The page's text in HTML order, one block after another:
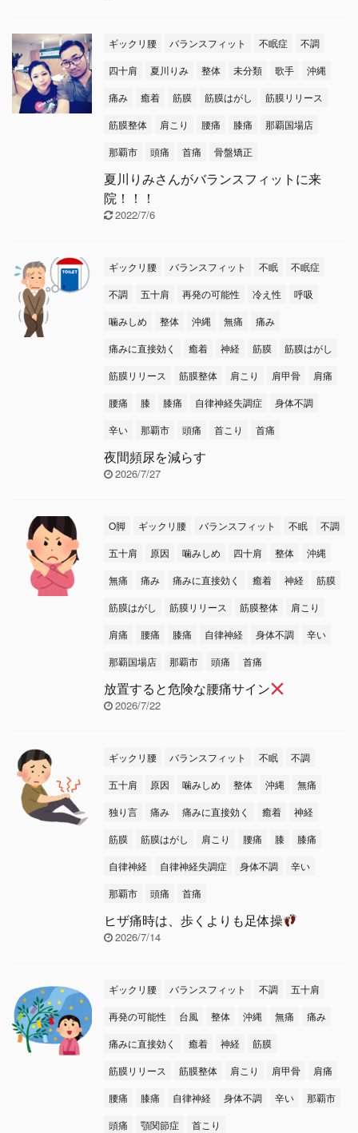
ギックリ腰 バランスフィット 不眠症
不調
四十肩
夏川りみ 整体 未分類 歌手
沖縄
痛み
癒着 筋膜 筋膜はがし
筋膜リリース
筋膜整体
肩こり 腰痛 膝痛
那覇国場店
那覇市
頭痛 首痛 骨盤矯正
夏川りみさんがバランスフィットに来
院！！！
2022/7/6
ギックリ腰 バランスフィット 不眠
不眠症
不調
五十肩 再発の可能性 冷え性
呼吸
噛みしめ
整体 沖縄 無痛
痛み
痛みに直接効く
癒着 神経 筋膜
筋膜はがし
筋膜リリース
筋膜整体 肩こり 肩甲骨
肩痛
腰痛
膝 膝痛 自律神経失調症
身体不調
辛い
那覇市 頭痛 首こり 首痛
夜間頻尿を減らす
2026/7/27
O脚 ギックリ腰 バランスフィット 不眠
不調
五十肩
原因 噛みしめ 四十肩 整体
沖縄
無痛
痛み 痛みに直接効く 癒着 神経
筋膜
筋膜はがし
筋膜リリース 筋膜整体
肩こり
肩痛
腰痛 膝痛 自律神経 身体不調
辛い
那覇国場店
那覇市 頭痛 首痛
放置すると危険な腰痛サイン
2026/7/22
ギックリ腰 バランスフィット 不眠
不調
五十肩
原因 噛みしめ 整体 沖縄
無痛
独り言
痛み 痛みに直接効く 癒着
神経
筋膜
筋膜はがし 肩こり 腰痛 膝
膝痛
自律神経
自律神経失調症 身体不調
辛い
那覇市
頭痛 首痛
ヒザ痛時は、歩くよりも足体操
2026/7/14
ギックリ腰 バランスフィット 不調
五十肩
再発の可能性
台風 整体 沖縄 無痛
痛み
痛みに直接効く
癒着 神経
筋膜
筋膜リリース
筋膜整体 肩こり 肩甲骨
肩痛
腰痛
膝痛 自律神経 身体不調 辛い
那覇市
頭痛
顎関節症 首こり